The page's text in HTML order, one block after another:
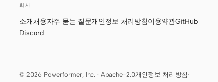
회사
소개채용자주 묻는 질문개인정보 처리방침이용약관GitHub
Discord
© 2026 Powerformer, Inc. · Apache-2.0개인정보 처리방침 ·